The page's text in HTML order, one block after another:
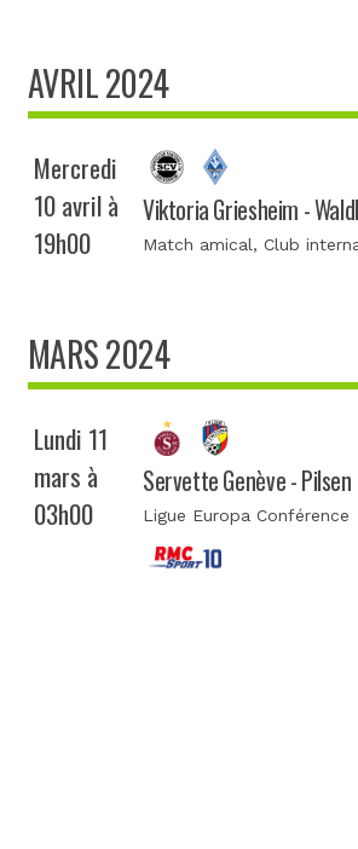
AVRIL 2024
Mercredi
10 avril à
19h00
Viktoria Griesheim -
Match amical, Club
MARS 2024
Lundi 11
mars à
03h00
Servette Genève - Pilsen
Ligue Europa Conférence